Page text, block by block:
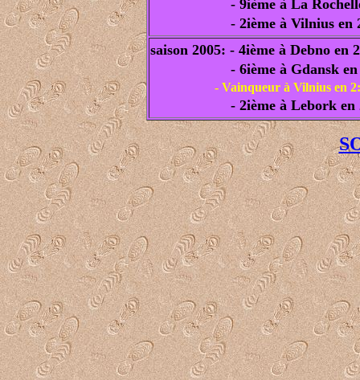
- 9ième à La
- 2ième à Vilnius en
saison 2005: - 4ième à Debno en
- 6ième à Gdansk en
- Vainqueur à Vilnius en
- 2ième à Lebork en